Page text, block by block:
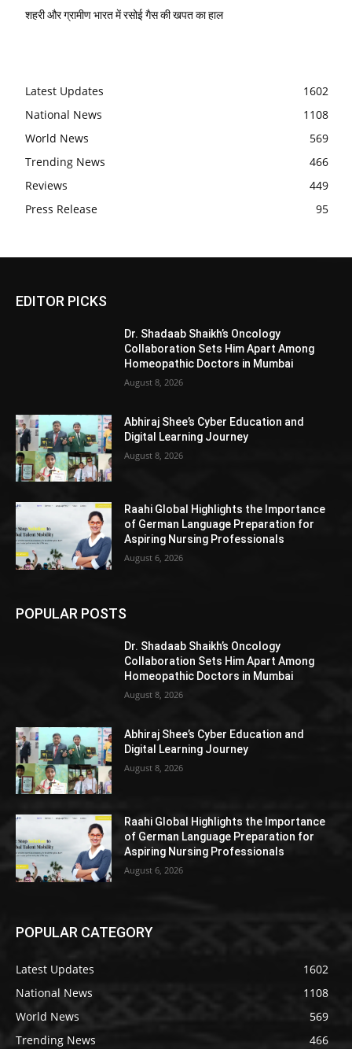
शहरी और ग्रामीण भारत में रसोई गैस की खपत का हाल
Latest Updates
1602
National News
1108
World News
569
Trending News
466
Reviews
449
Press Release
95
EDITOR PICKS
Dr. Shadaab Shaikh’s Oncology
Collaboration Sets Him Apart Among
Homeopathic Doctors in Mumbai
August 8, 2026
Abhiraj Shee’s Cyber Education and
Digital Learning Journey
August 8, 2026
Raahi Global Highlights the Importance
of German Language Preparation for
Aspiring Nursing Professionals
August 6, 2026
POPULAR POSTS
Dr. Shadaab Shaikh’s Oncology
Collaboration Sets Him Apart Among
Homeopathic Doctors in Mumbai
August 8, 2026
Abhiraj Shee’s Cyber Education and
Digital Learning Journey
August 8, 2026
Raahi Global Highlights the Importance
of German Language Preparation for
Aspiring Nursing Professionals
August 6, 2026
POPULAR CATEGORY
Latest Updates
1602
National News
1108
World News
569
Trending News
466